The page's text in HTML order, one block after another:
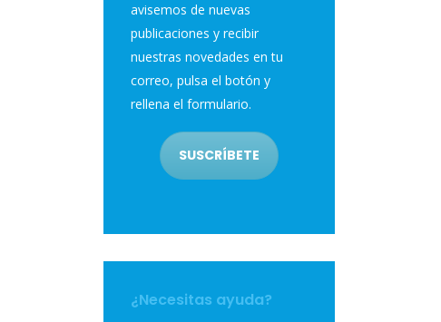
avisemos de nuevas
publicaciones y recibir
nuestras novedades en tu
correo, pulsa el botón y
rellena el formulario.
SUSCRÍBETE
¿Necesitas ayuda?